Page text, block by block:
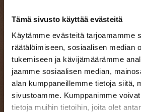
Tämä sivusto käyttää evästeitä
Käytämme evästeitä tarjoamamme
räätälöimiseen, sosiaalisen median
tukemiseen ja kävijämäärämme
jaamme sosiaalisen median,
alan kumppaneillemme tietoja siitä,
sivustoamme. Kumppanimme
tietoja muihin tietoihin, joita olet
LUE LISÄÄ